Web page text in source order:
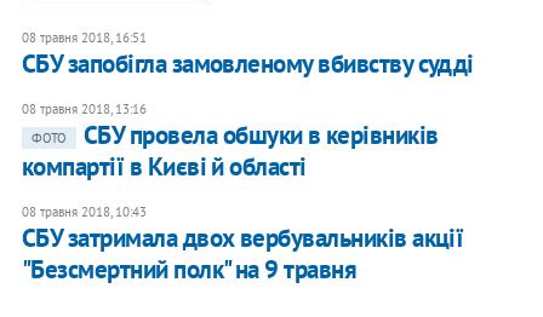
08 травня 2018, 16:51
СБУ запобігла замовленому вбивству судді
08 травня 2018, 13:16
ФОТО
СБУ провела обшуки в керівників
компартії в Києві й області
08 травня 2018, 10:43
СБУ затримала двох вербувальників акції
"Безсмертний полк" на 9 травня